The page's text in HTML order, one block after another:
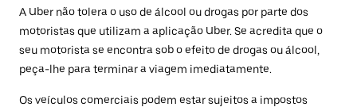
A Uber não tolera o uso de álcool ou drogas por parte dos
motoristas que utilizam a aplicação Uber. Se acredita que o
seu motorista se encontra sob o efeito de drogas ou álcool,
peça-lhe para terminar a viagem imediatamente.
Os veículos comerciais podem estar sujeitos a impostos